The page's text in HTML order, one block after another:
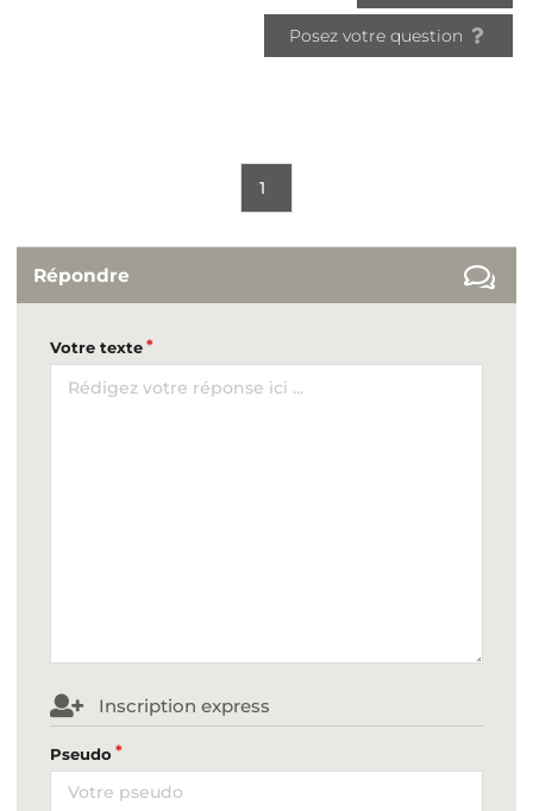
Posez votre question
1
Répondre
Votre texte
Inscription express
Pseudo